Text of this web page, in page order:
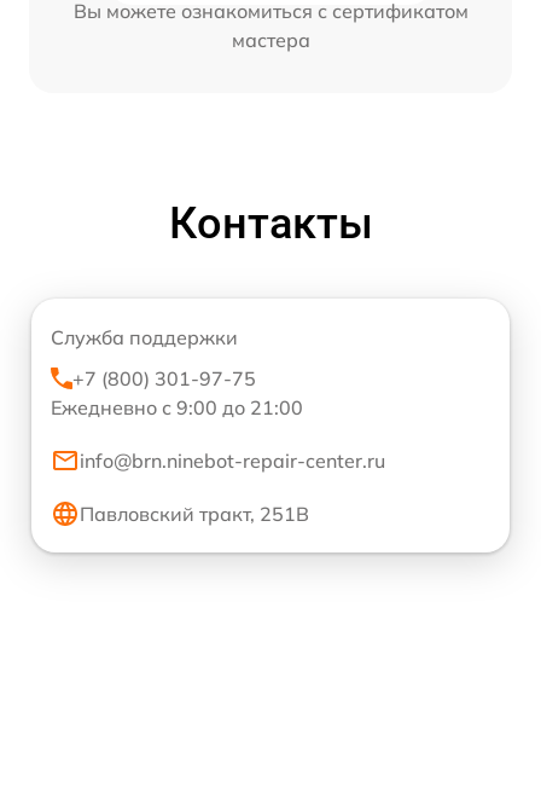
Вы можете ознакомиться с сертификатом
мастера
Контакты
Служба поддержки
+7 (800) 301-97-75
Ежедневно с 9:00 до 21:00
info@brn.ninebot-repair-center.ru
Павловский тракт, 251В